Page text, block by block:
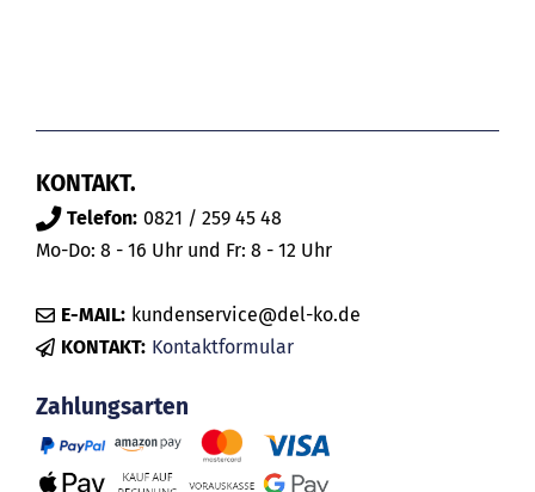
KONTAKT.
Telefon: 0821 / 259 45 48
Mo-Do: 8 - 16 Uhr und Fr: 8 - 12 Uhr
E-MAIL: kundenservice@del-ko.de
KONTAKT: Kontaktformular
Zahlungsarten